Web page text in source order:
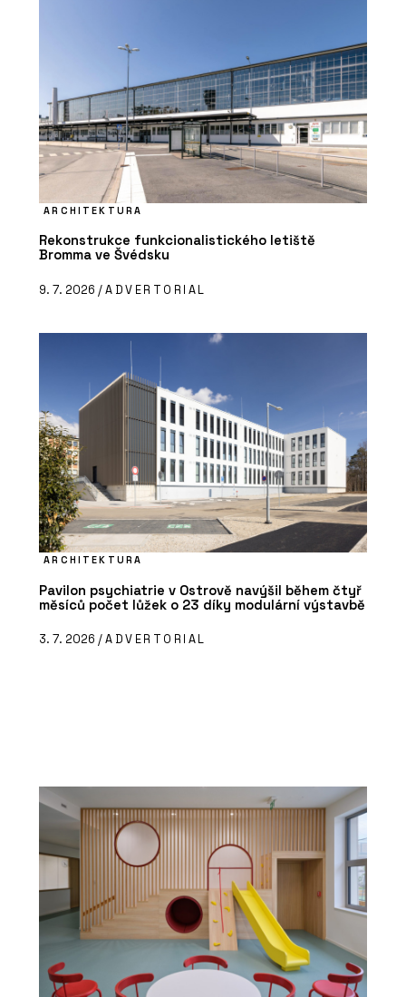
ARCHITEKTURA
Rekonstrukce funkcionalistického letiště
Bromma ve Švédsku
9. 7. 2026 /ADVERTORIAL
ARCHITEKTURA
Pavilon psychiatrie v Ostrově navýšil během čtyř
měsíců počet lůžek o 23 díky modulární výstavbě
3. 7. 2026 /ADVERTORIAL